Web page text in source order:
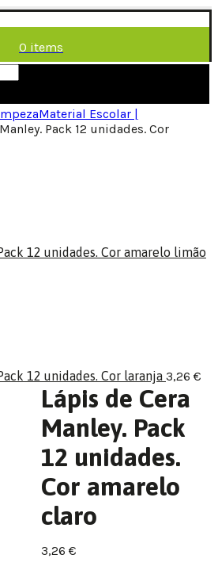
0 items
Material Escolar |
Pack 12 unidades. Cor
12 unidades. Cor amarelo limão
12 unidades. Cor laranja 3,26 €
Lápis de Cera
Manley. Pack
12 unidades.
Cor amarelo
claro
3,26 €